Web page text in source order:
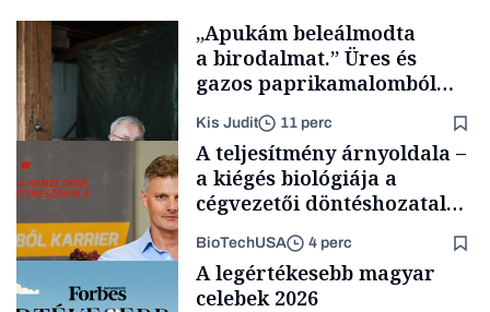
Családi
„Apukám beleálmodta
a birodalmat.” Üres és
gazos paprikamalomból
fűszersztori
Kis Judit 11 perc
A teljesítmény árnyoldala –
a kiégés biológiája a
cégvezetői döntéshozatal
BioTechUSA 4 perc
A legértékesebb magyar
celebek 2026